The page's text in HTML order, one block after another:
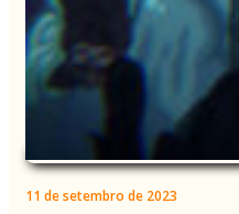
11 de setembro de 2023